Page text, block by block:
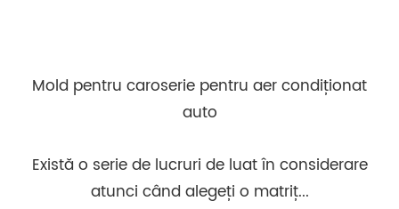
Mold pentru caroserie pentru aer condiționat
auto
Există o serie de lucruri de luat în considerare
atunci când alegeți o matriț...